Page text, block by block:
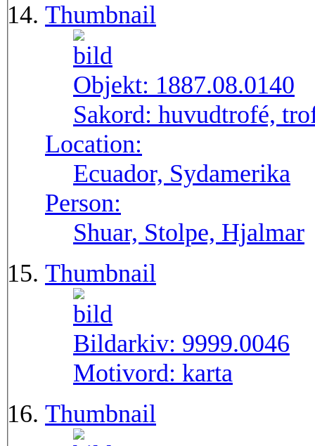
Thumbnail
Objekt: 1887.08.0140
Sakord: huvudtrofé,
Location:
Ecuador, Sydamerika
Person:
Shuar, Stolpe, Hjalmar
Thumbnail
Bildarkiv: 9999.0046
Motivord: karta
Thumbnail